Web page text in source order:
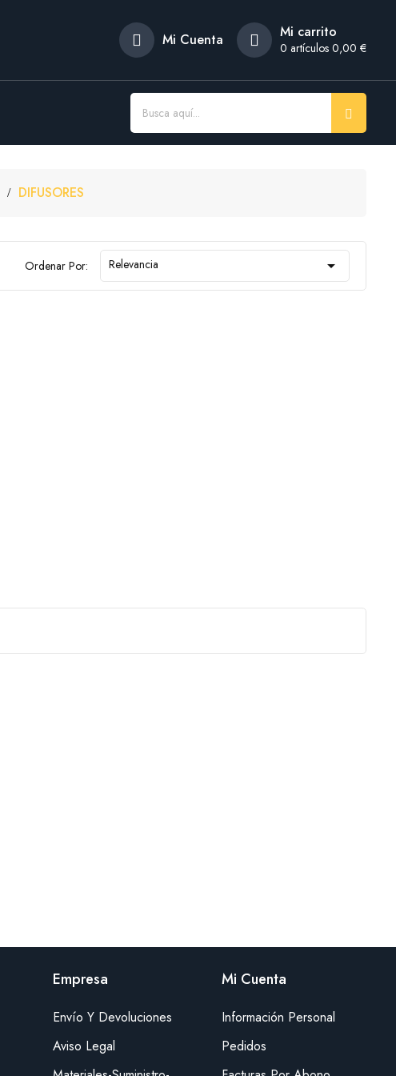
Mi Cuenta Mi carrito
0 artículos 0,00 €
DIFUSORES
Ordenar Por: Relevancia 
Empresa
Envío Y Devoluciones
Aviso Legal
Mi Cuenta
Información Personal
Pedidos